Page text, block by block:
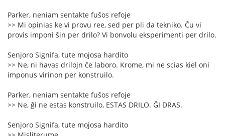
Parker, neniam sentakte fuŝos refoje
>> Mi opinias ke vi provu ree, sed per pli da tekniko. Ĉu vi
provis imponi ŝin per drilo? Vi bonvolu eksperimenti per drilo.
Senjoro Signifa, tute mojosa hardito
>> Ne, ni havas drilojn ĉe laboro. Krome, mi ne scias kiel oni
imponus virinon per konstruilo.
Parker, neniam sentakte fuŝos refoje
>> Ne, ĝi ne estas konstruilo, ESTAS DRILO. ĜI DRAS.
Senjoro Signifa, tute mojosa hardito